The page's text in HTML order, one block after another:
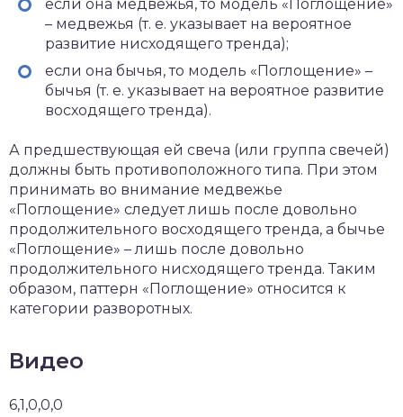
если она медвежья, то модель «Поглощение»
– медвежья (т. е. указывает на вероятное
развитие нисходящего тренда);
если она бычья, то модель «Поглощение» –
бычья (т. е. указывает на вероятное развитие
восходящего тренда).
А предшествующая ей свеча (или группа свечей)
должны быть противоположного типа. При этом
принимать во внимание медвежье
«Поглощение» следует лишь после довольно
продолжительного восходящего тренда, а бычье
«Поглощение» – лишь после довольно
продолжительного нисходящего тренда. Таким
образом, паттерн «Поглощение» относится к
категории разворотных.
Видео
6,1,0,0,0